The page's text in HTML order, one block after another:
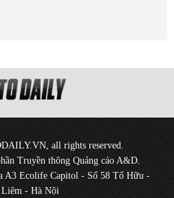
all rights reserved.
Truyền thông Quảng cáo A&D.
A3 Ecolife Capitol - Số 58 Tố Hữu -
- Hà Nội